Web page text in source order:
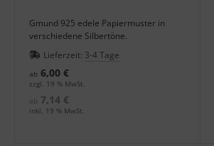
Gmund 925 edele Papiermuster in
verschiedene Silbertöne.
Lieferzeit: 3-4 Tage
ab 6,00 €
zzgl. 19 % MwSt.
ab
7,14 €
inkl. 19 % MwSt.